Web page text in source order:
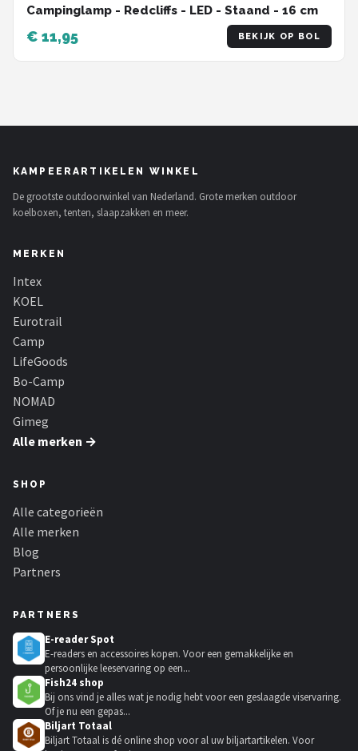
Campinglamp - Redcliffs - LED - Staand - 16 cm
€ 11,95 BEKIJK OP BOL
KAMPEERARTIKELEN WINKEL
De grootste outdoorwinkel van Nederland. Grote merken outdoor
koelboxen, tenten, slaapzakken en meer.
MERKEN
Intex
KOEL
Eurotrail
Camp
LifeGoods
Bo-Camp
NOMAD
Gimeg
Alle merken →
SHOP
Alle categorieën
Alle merken
Blog
Partners
PARTNERS
E-reader Spot
E-readers en accessoires kopen. Voor een gemakkelijke en
persoonlijke leeservaring op een...
Fish24 shop
Bij ons vind je alles wat je nodig hebt voor een geslaagde viservaring.
Of je nu een gepas...
Biljart Totaal
Biljart Totaal is dé online shop voor al uw biljartartikelen. Voor